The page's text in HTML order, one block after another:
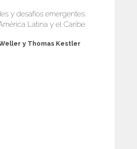
y desafíos emergentes:
Latina y el Caribe
y Thomas Kestler